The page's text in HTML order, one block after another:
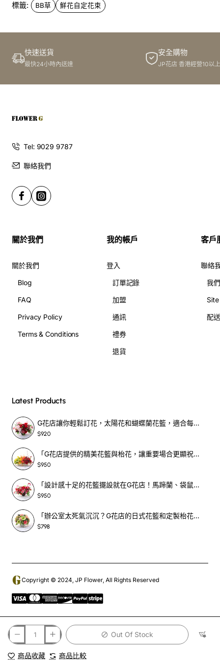
Out Of Stock
商品收藏 商品比較
標籤: BB草 鮮花自定花束
快速送貨
最快24小時內送達
安全購物
JP花店 香港經營10以
Tel: 9029 9787
聯絡我們
關於我們
關於我們
Blog
FAQ
Privacy Policy
Terms & Conditions
我的帳戶
登入
訂單記錄
加盟
通訊
禮券
退貨
客戶
聯絡
我
配
Latest Products
G花店讓你輕鬆訂花，太陽花和蝴蝶蘭花籃，適合每個重要時刻！-SF390
$920
「G花店提供的精美花籃與枱花，讓重要場合更顯祝賀與喜悅，適合各種用場！」-SF398
$950
「設計感十足的花籃擺設就在G花店！馬蹄蘭、袋鼠爪、罌粟花，為你的重大場合增光添彩！」-SF209
$950
「辦公室太死氣沉沉？G花店的日式花籃和定製枱花，為你帶來新鮮感！」-SF465
$798
Copyright © 2024, JP Flower, All Rights Reserved